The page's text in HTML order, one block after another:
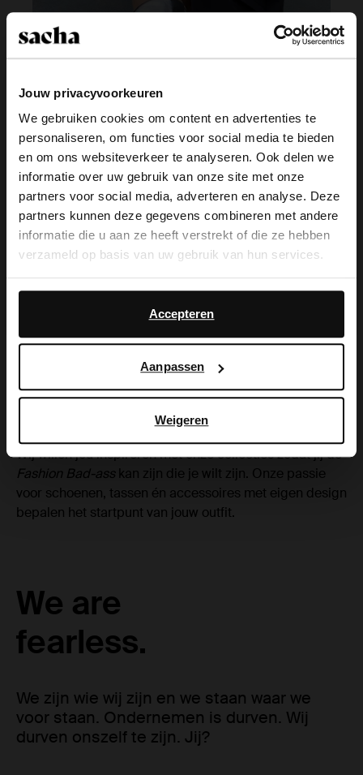
Jouw privacyvoorkeuren
We gebruiken cookies om content en advertenties te
personaliseren, om functies voor social media te bieden
en om ons websiteverkeer te analyseren. Ook delen we
informatie over uw gebruik van onze site met onze
partners voor social media, adverteren en analyse. Deze
partners kunnen deze gegevens combineren met andere
informatie die u aan ze heeft verstrekt of die ze hebben
verzameld op basis van uw gebruik van hun services.
Daarnaast werken wij samen met Google voor
advertentie- en meetdoeleinden. Meer informatie over
hoe Google uw persoonsgegevens gebruikt, vindt u op
Accepteren
Aanpassen
Weigeren
Blog
te kiezen en deze vol overtuiging te bewandelen.
Durven om eentrendsetterte zijn. Durven om volledig
jezelf te zijn en dat te uiten.
Wij willen jou inspireren met onze collecties zodat jij de
Fashion Bad-asskan zijn die je wilt zijn. Onze passie
voor schoenen, tassen én accessoires met eigen design
bepalen het startpunt van jouw outfit.
We are
fearless.
We zijn wie wij zijn en we staan waar we
voor staan. Ondernemen is durven. Wij
durven onszelf te zijn. Jij?
×
View this website in English?
It looks like your language isn't Dutch. Would
you like to switch to English?
English
No, stay in Dutch